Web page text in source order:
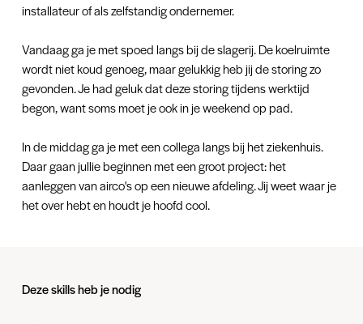
installateur of als zelfstandig ondernemer.
Vandaag ga je met spoed langs bij de slagerij. De koelruimte
wordt niet koud genoeg, maar gelukkig heb jij de storing zo
gevonden. Je had geluk dat deze storing tijdens werktijd
begon, want soms moet je ook in je weekend op pad.
In de middag ga je met een collega langs bij het ziekenhuis.
Daar gaan jullie beginnen met een groot project: het
aanleggen van airco's op een nieuwe afdeling. Jij weet waar je
het over hebt en houdt je hoofd cool.
Deze skills heb je nodig